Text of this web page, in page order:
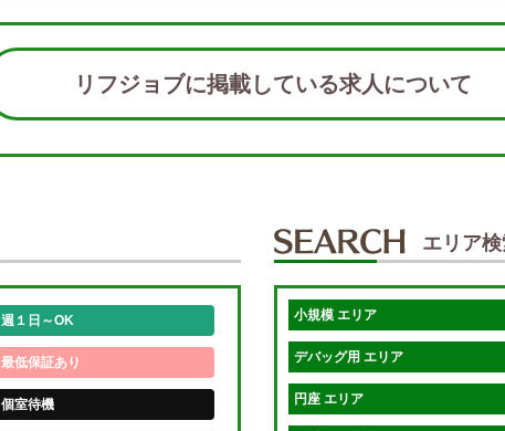
リフジョブに掲載している求人につい
週１日～OK
最低保証あり
個室待機
エリア
小規模 エリア
デバッグ用 エリア
円座 エリア